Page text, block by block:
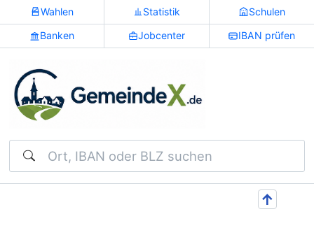
Wahlen Statistik Schulen
Banken Jobcenter IBAN prüfen
Suchen
↑